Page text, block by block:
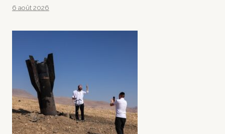
6 août 2026